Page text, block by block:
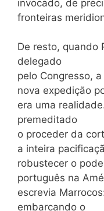
invocado, de
fronteiras
De resto, quando
delegado
pelo Congresso, a
nova expedição
era uma
premeditado
o proceder da
a inteira
robustecer o
português na
escrevia
embarcando o